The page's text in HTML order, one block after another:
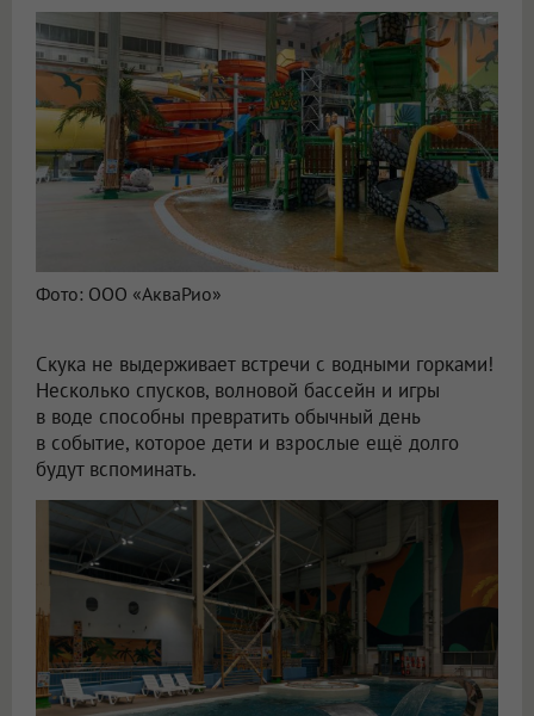
Фото: ООО «АкваРио»
Скука не выдерживает встречи с водными горками!
Несколько спусков, волновой бассейн и игры
в воде способны превратить обычный день
в событие, которое дети и взрослые ещё долго
будут вспоминать.